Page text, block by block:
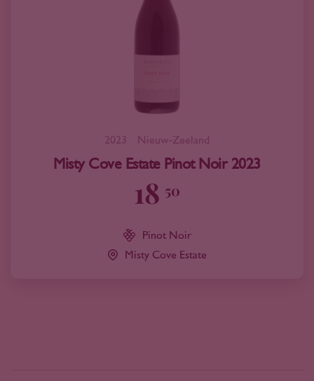
2023 Nieuw-Zeeland
Misty Cove Estate Pinot Noir 2023
18 50
Pinot Noir
Misty Cove Estate